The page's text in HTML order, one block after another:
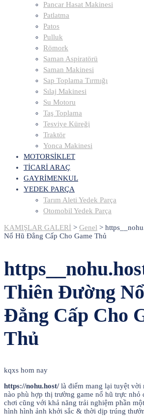
Pancar Hasat Makinesi
Patlatma
Patos
Pulluk
Römork
Saman Aspiratörü
Saman Makinesi
Sap Toplama Tırmığı
Sılaj Makinesi
Su Motoru
Taş Toplama
Tesviye Küreği
Traktör
Yonca Makinesi
MOTORSİKLET
TİCARİ ARAÇ
GAYRİMENKUL
YEDEK PARÇA
Tarım Aleti Yedek Parça
Otomobil Yedek Parça
KAMIŞLAR GALERİ > Genel >
Nổ Hũ Đẳng Cấp Cho Game Thủ
Thiên Đường
Đẳng Cấp Cho
Thủ
kqxs hom nay
https://nohu.host/là điểm mang lại tuyệt vời
nào phù hợp thị trường game nổ hũ trực nhỏ
chơi cũng với khả năng trải nghiệm phần
hình hình ảnh khởi sắc & thời dịp trúng